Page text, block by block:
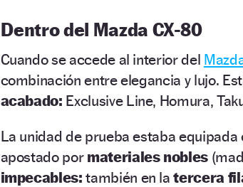
Dentro del Mazda CX-80
Cuando se accede al interior del
combinación entre elegancia y lujo.
acabado: Exclusive Line, Homura,
La unidad de prueba estaba
apostado por materiales nobles
impecables:también en latercera